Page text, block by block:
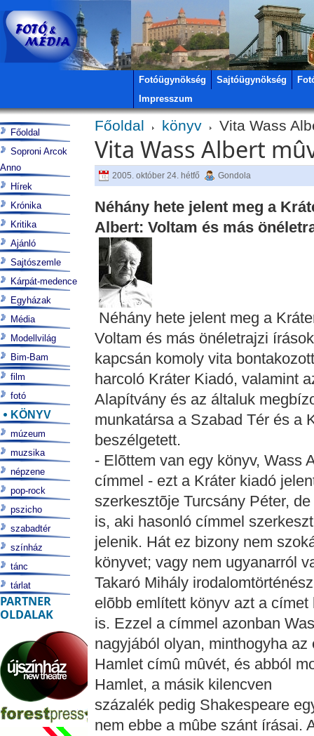
Fotóügynökség Sajtóügynökség
Impresszum
Főoldal könyv Vita Wass
Vita Wass Albert
2005. október 24. hétfő Gondola
Néhány hete jelent meg a
Albert: Voltam és más
Néhány hete jelent meg a
Voltam és más önéletrajzi
kapcsán komoly vita
harcoló Kráter Kiadó, valamint
Alapítvány és az általuk
munkatársa a Szabad Tér és a
beszélgetett.
- Elõttem van egy könyv, Wass
címmel - ezt a Kráter kiadó
szerkesztõje Turcsány Péter,
is, aki hasonló címmel
jelenik. Hát ez bizony nem
könyvet; vagy nem ugyanarról
Takaró Mihály
elõbb említett könyv azt a
is. Ezzel a címmel azonban
nagyjából olyan, minthogyha
Hamlet címû mûvét, és abból
Hamlet, a másik kilencven
százalék pedig Shakespeare
nem ebbe a mûbe szánt írásai.
Főoldal
Soproni Arcok
Anno
Hírek
Krónika
Kritika
Ajánló
Sajtószemle
Kárpát-medence
Egyházak
Média
Modellvilág
Bim-Bam
film
fotó
KÖNYV
múzeum
muzsika
népzene
pop-rock
pszicho
szabadtér
színház
tánc
tárlat
PARTNER
OLDALAK